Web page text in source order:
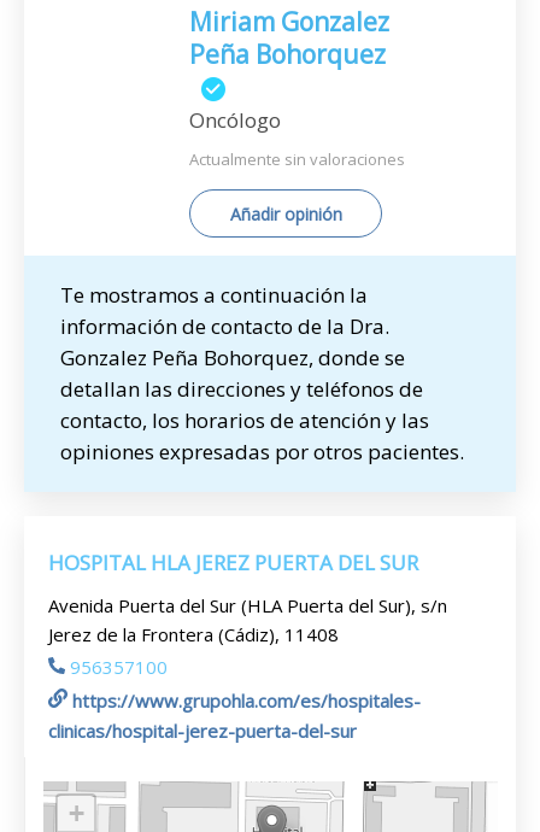
Miriam Gonzalez
Peña Bohorquez
Oncólogo
Actualmente sin valoraciones
Añadir opinión
Te mostramos a continuación la
información de contacto de la Dra.
Gonzalez Peña Bohorquez, donde se
detallan las direcciones y teléfonos de
contacto, los horarios de atención y las
opiniones expresadas por otros pacientes.
HOSPITAL HLA JEREZ PUERTA DEL SUR
Avenida Puerta del Sur (HLA Puerta del Sur), s/n
Jerez de la Frontera (Cádiz), 11408
956357100
https://www.grupohla.com/es/hospitales-
clinicas/hospital-jerez-puerta-del-sur
+